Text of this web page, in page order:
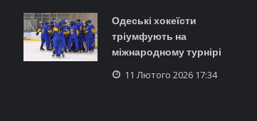
Одеські хокеїсти
тріумфують на
міжнародному турнірі
11 Лютого 2026 17:34